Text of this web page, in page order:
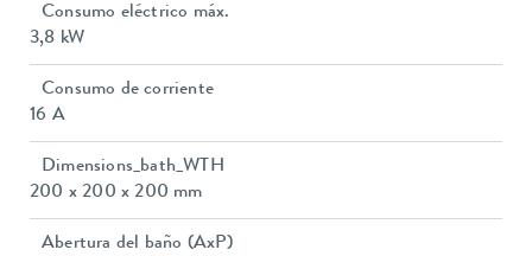
Consumo eléctrico máx.
3,8 kW
Consumo de corriente
16 A
Dimensions_bath_WTH
200 x 200 x 200 mm
Abertura del baño (AxP)